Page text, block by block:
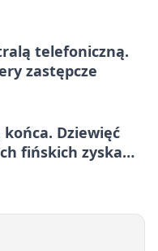
telefoniczną.
zastępcze
Dziewięć
fińskich zyska